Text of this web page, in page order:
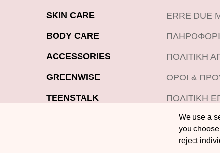
SKIN CARE
BODY CARE
ACCESSORIES
GREENWISE
TEENSTALK
ERRE DUE
ΠΟΛΙΤΙΚΗ
ΟΡΟΙ &
ΠΟΛΙΤΙΚΗ
ΠΡΟΪΟΝΤΩΝ
We use a
you
reject